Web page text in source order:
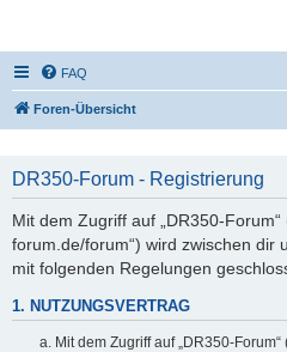
FAQ
Foren-Übersicht
DR350-Forum - Registrierung
Mit dem Zugriff auf „DR350-Forum“
forum.de/forum“) wird zwischen dir
mit folgenden Regelungen
1. NUTZUNGSVERTRAG
Mit dem Zugriff auf „DR350-